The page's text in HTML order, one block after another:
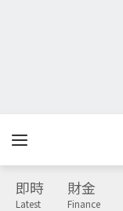
即時
Latest
財金
Finance